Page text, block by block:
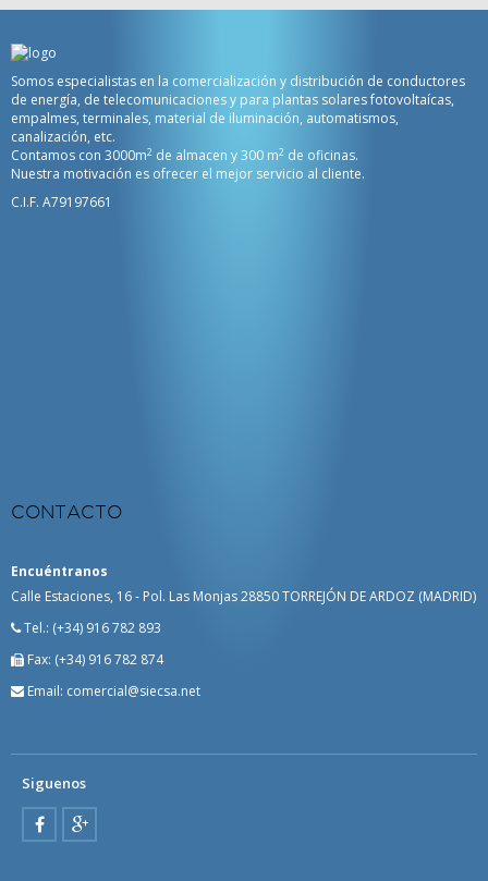
Somos especialistas en la comercialización y distribución de conductores
de energía, de telecomunicaciones y para plantas solares fotovoltaícas,
empalmes, terminales, material de iluminación, automatismos,
canalización, etc.
Contamos con 3000m2 de almacen y 300 m2 de oficinas.
Nuestra motivación es ofrecer el mejor servicio al cliente.
C.I.F. A79197661
CONTACTO
Encuéntranos
Calle Estaciones, 16 - Pol. Las Monjas 28850 TORREJÓN DE ARDOZ (MADRID)
Tel.: (+34) 916 782 893
Fax: (+34) 916 782 874
Email: comercial@siecsa.net
Siguenos